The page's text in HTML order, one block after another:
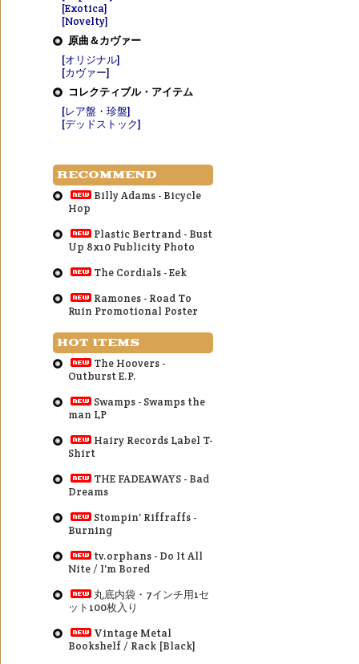
[Exotica]
[Novelty]
原曲＆カヴァー
[オリジナル]
[カヴァー]
コレクティブル・アイテム
[レア盤・珍盤]
[デッドストック]
RECOMMEND
Billy Adams - Bicycle
Hop
Plastic Bertrand - Bust
Up 8x10 Publicity Photo
The Cordials - Eek
Ramones - Road To
Ruin Promotional Poster
HOT ITEMS
The Hoovers -
Outburst E.P.
Swamps - Swamps the
man LP
Hairy Records Label T-
Shirt
THE FADEAWAYS - Bad
Dreams
Stompin' Riffraffs -
Burning
tv.orphans - Do It All
Nite / I'm Bored
丸底内袋・7インチ用1セ
ット100枚入り
Vintage Metal
Bookshelf / Rack [Black]